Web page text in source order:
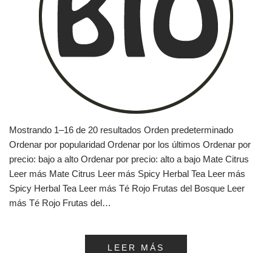
Mostrando 1–16 de 20 resultados Orden predeterminado
Ordenar por popularidad Ordenar por los últimos Ordenar por
precio: bajo a alto Ordenar por precio: alto a bajo Mate Citrus
Leer más Mate Citrus Leer más Spicy Herbal Tea Leer más
Spicy Herbal Tea Leer más Té Rojo Frutas del Bosque Leer
más Té Rojo Frutas del…
LEER MÁS